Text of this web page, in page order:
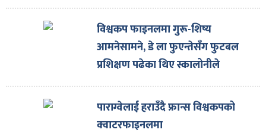
विश्वकप फाइनलमा गुरू-शिष्य
आमनेसामने, डे ला फुएन्तेसँग फुटबल
प्रशिक्षण पढेका थिए स्कालोनीले
पाराग्वेलाई हराउँदै फ्रान्स विश्वकपको
क्वाटरफाइनलमा